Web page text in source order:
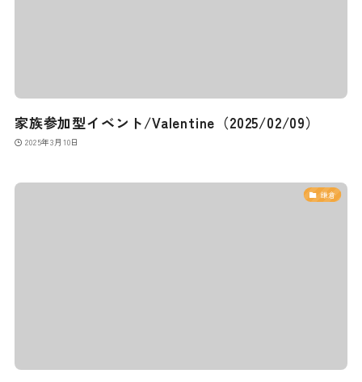
家族参加型イベント/Valentine（2025/02/09）
2025年3月10日
鎌倉